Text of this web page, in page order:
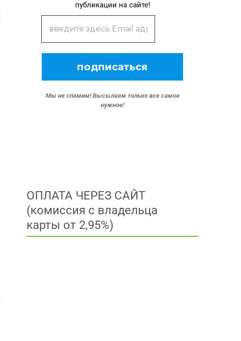
публикации на сайте!
Мы не спамим! Высылаем только все самое
нужное!
ОПЛАТА ЧЕРЕЗ САЙТ
(комиссия с владельца
карты от 2,95%)